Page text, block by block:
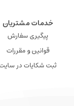
خدمات مشتریان
پیگیری سفارش
قوانین و مقررات
ثبت شکایات در سایت